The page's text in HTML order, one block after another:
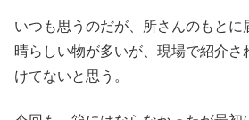
いつも思うのだが、所さんのもとに
晴らしい物が多いが、現場で紹介さ
けてないと思う。